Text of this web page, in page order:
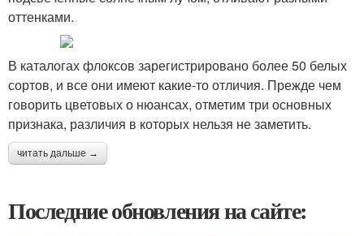
оттенками.
В каталогах флоксов зарегистрировано более 50 белых
сортов, и все они имеют какие-­то отличия. Прежде чем
говорить цветовых о нюансах, отметим три основных
признака, различия в которых нельзя не заметить.
читать дальше →
Последние обновления на сайте: